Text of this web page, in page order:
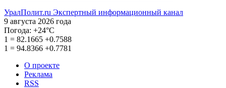
УралПолит.ru Экспертный информационный канал
9 августа 2026 года
Погода: +24°С
1 = 82.1665 +0.7588
1 = 94.8366 +0.7781
О проекте
Реклама
RSS